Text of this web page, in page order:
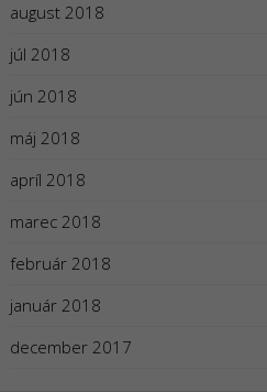
august 2018
júl 2018
jún 2018
máj 2018
apríl 2018
marec 2018
február 2018
január 2018
december 2017